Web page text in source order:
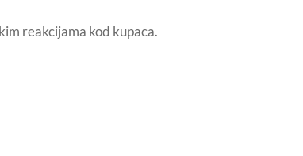
reakcijama kod kupaca.